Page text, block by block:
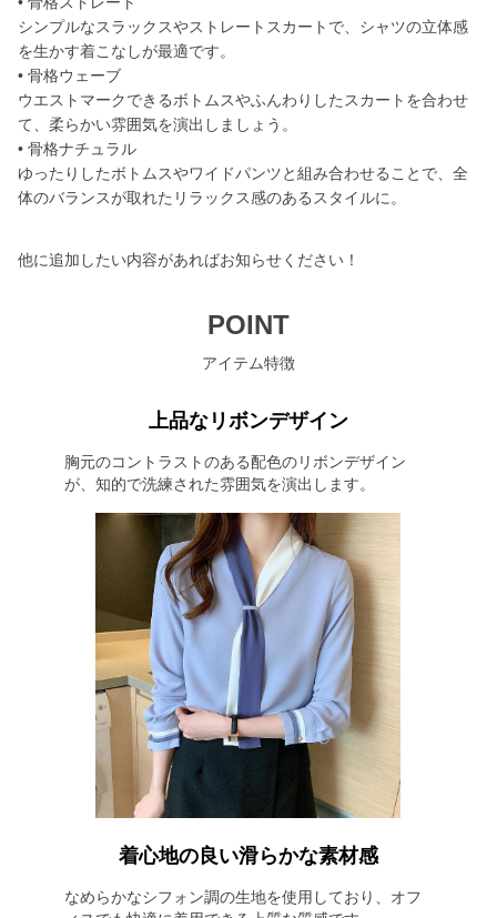
シンプルなスラックスやストレートスカートで、シャツの立体感
を生かす着こなしが最適です。
• 骨格ウェーブ
ウエストマークできるボトムスやふんわりしたスカートを合わせ
て、柔らかい雰囲気を演出しましょう。
• 骨格ナチュラル
ゆったりしたボトムスやワイドパンツと組み合わせることで、全
体のバランスが取れたリラックス感のあるスタイルに。
他に追加したい内容があればお知らせください！
POINT
アイテム特徴
上品なリボンデザイン
胸元のコントラストのある配色のリボンデザイン
が、知的で洗練された雰囲気を演出します。
着心地の良い滑らかな素材感
なめらかなシフォン調の生地を使用しており、オフ